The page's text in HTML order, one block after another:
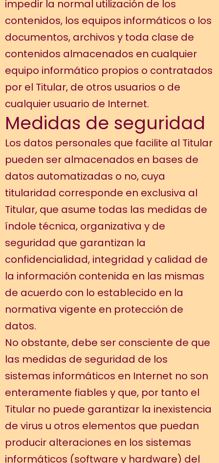
impedir la normal utilización de los
contenidos, los equipos informáticos o los
documentos, archivos y toda clase de
contenidos almacenados en cualquier
equipo informático propios o contratados
por el Titular, de otros usuarios o de
cualquier usuario de Internet.
Medidas de seguridad
Los datos personales que facilite al Titular
pueden ser almacenados en bases de
datos automatizadas o no, cuya
titularidad corresponde en exclusiva al
Titular, que asume todas las medidas de
índole técnica, organizativa y de
seguridad que garantizan la
confidencialidad, integridad y calidad de
la información contenida en las mismas
de acuerdo con lo establecido en la
normativa vigente en protección de
datos.
No obstante, debe ser consciente de que
las medidas de seguridad de los
sistemas informáticos en Internet no son
enteramente fiables y que, por tanto el
Titular no puede garantizar la inexistencia
de virus u otros elementos que puedan
producir alteraciones en los sistemas
informáticos (software y hardware) del